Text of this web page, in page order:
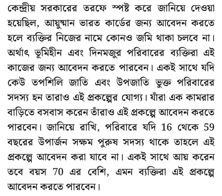
কেন্দ্রীয় সরকারের তরফে স্পষ্ট করে জানিয়ে দেওয়া
হয়েছিল, আয়ুষ্মান ভারত কার্ডের জন্য আবেদন করতে
হলে ব্যক্তির নিজের নামে কোনও জমি থাকা চলবে না।
অর্থাৎ ভূমিহীন এবং দিনমজুর পরিবারের ব্যক্তিরা এই
কাজের জন্য আবেদন করতে পারবেন। একই সাথে যদি
কেউ তপশিলি জাতি এবং উপজাতি ভুক্ত পরিবারের
সদস্য হন তারাও এই প্রকল্পের যোগ্য। যাঁরা এক কামরার
বাড়িতে বসবাস করেন তাঁরাও এই প্রকল্পে আবেদন করতে
পারবেন। জানিয়ে রাখি, পরিবারে যদি 16 থেকে 59
বছরের উপার্জন সক্ষম পুরুষ সদস্য থাকে তাহলে এই
প্রকল্পে আবেদন করা যাবে না। একই সাথে আয় করেন
তবে বয়স 70 এর বেশি, এমন ব্যক্তিরা এই প্রকল্পে
আবেদন করতে পারবেন।